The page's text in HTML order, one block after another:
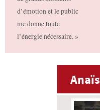
d’émotion et le public
me donne toute
l’énergie nécessaire. »
Anaïs